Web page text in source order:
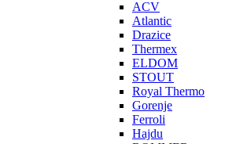
ACV
Atlantic
Drazice
Thermex
ELDOM
STOUT
Royal Thermo
Gorenje
Ferroli
Hajdu